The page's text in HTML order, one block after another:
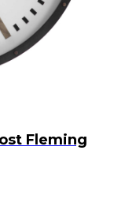
Fleming